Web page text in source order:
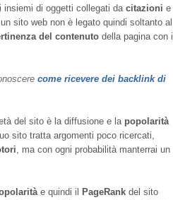
insiemi di oggetti collegati da citazioni e
sito web non è legato quindi soltanto al
del contenuto della pagina con i
come ricevere dei backlink di
del sito è la diffusione e la popolarità
sito tratta argomenti poco ricercati,
, ma con ogni probabilità manterrai un
e quindi il PageRank del sito